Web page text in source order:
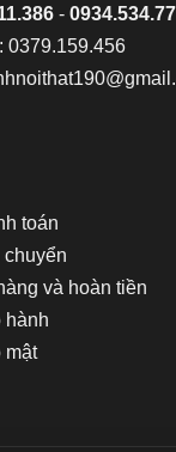
-
0379.159.456
toán
và hoàn tiền
hành
mật